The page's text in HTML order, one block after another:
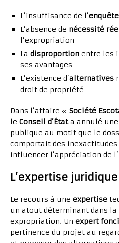
L’insuffisance de l’
L’absence de nécessité
l’expropriation
La disproportion entre les
ses avantages
L’existence d’alternatives
droit de propriété
Dans l’affaire « Société
le Conseil d’Étata annulé
publique au motif que le
comportait des
influencer l’appréciation de
L’expertise
Le recours à une expertise
un atout déterminant dans la
expropriation. Un expert
pertinence du projet au